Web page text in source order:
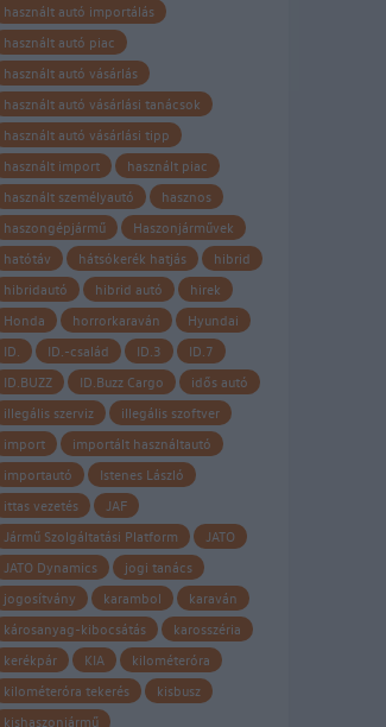
használt autó importálás
használt autó piac
használt autó vásárlás
használt autó vásárlási tanácsok
használt autó vásárlási tipp
használt import
használt piac
használt személyautó
hasznos
haszongépjármű
Haszonjárművek
hatótáv
hátsókerék hatjás
hibrid
hibridautó
hibrid autó
hirek
Honda
horrorkaraván
Hyundai
ID.
ID.-család ID.3
ID.7
ID.BUZZ
ID.Buzz Cargo
idős autó
illegális szerviz
illegális szoftver
import
importált használtautó
importautó
Istenes László
ittas vezetés
JAF
Jármű Szolgáltatási Platform
JATO
JATO Dynamics
jogi tanács
jogosítvány
karambol
karaván
károsanyag-kibocsátás
karosszéria
kerékpár
KIA
kilométeróra
kilométeróra tekerés
kisbusz
kishaszonjármű